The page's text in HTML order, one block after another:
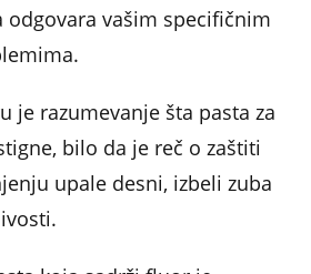
vašim specifičnim
je razumevanje šta pasta za
bilo da je reč o zaštiti
upale desni, izbeli zuba